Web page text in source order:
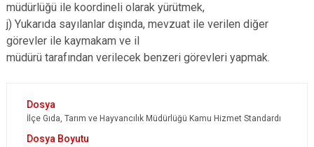
müdürlüğü ile koordineli olarak yürütmek,
j) Yukarıda sayılanlar dışında, mevzuat ile verilen diğer
görevler ile kaymakam ve il
müdürü tarafından verilecek benzeri görevleri yapmak.
İlçe Gıda, Tarım ve Hayvancılık Müdürlüğü Kamu Hizmet Standardı